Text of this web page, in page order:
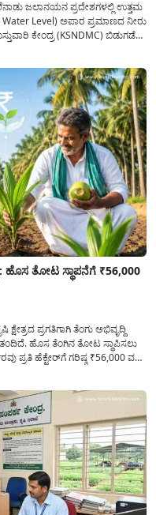
ಜಲಾನಯನ ಪ್ರದೇಶಗಳಲ್ಲಿ ಉತ್ತಮ
Level) ಅಪಾರ ಪ್ರಮಾಣದ ನೀರು
ಕೇಂದ್ರ (KSNDMC) ಬಿಡುಗಡೆ
ಹೊಸ ತೋಟ ಸ್ಥಾಪನೆಗೆ ₹56,000
ಪ್ರಗತಿಗಾಗಿ ತೆಂಗು ಅಭಿವೃದ್ದಿ
ಹೊಸ ತೆಂಗಿನ ತೋಟ ಸ್ಥಾಪಿಸಲು
ಪ್ರತಿ ಹೆಕ್ಟೇರ್‌ಗೆ ಗರಿಷ್ಠ ₹56,000 ವರೆಗೆ